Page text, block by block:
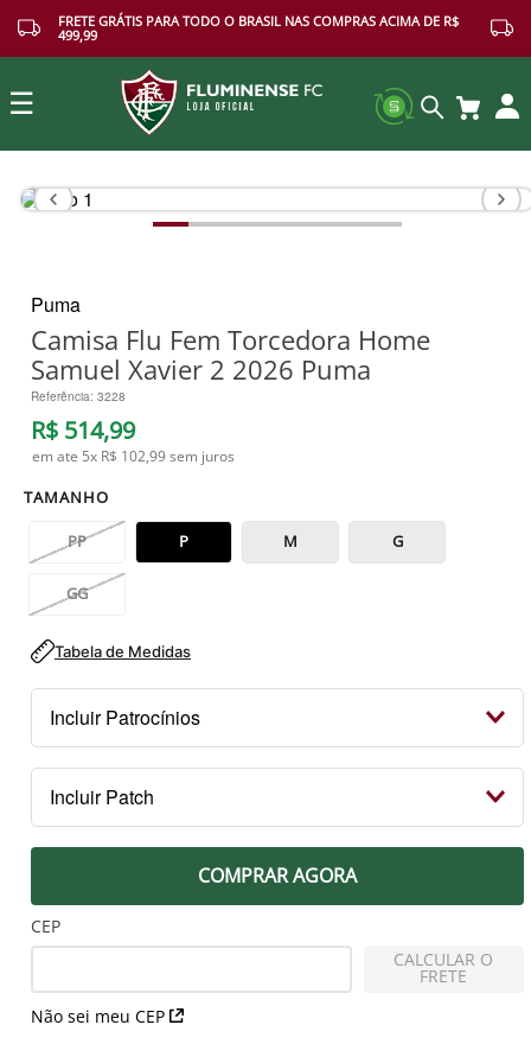
FRETE GRÁTIS PARA TODO O BRASIL NAS COMPRAS ACIMA DE R$
499,99
☰
Buscar
Puma
Camisa Flu Fem Torcedora Home
Samuel Xavier 2 2026 Puma
Referência: 3228
R$ 514,99
em ate 5x R$ 102,99sem juros
TAMANHO
PP P M G
GG
Tabela de Medidas
Incluir Patrocínios
Kit Patrocínios
R$ 119,99
Incluir Patch
Patch Campeão 2023 Libertadores
MANGA DIREITA
COMPRAR AGORA
CEP
Não sei meu CEP
CALCULAR O
FRETE